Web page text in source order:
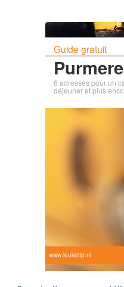
Guide gratuit
6 adresses pour un
déjeuner et plus
www.leuketip.nl